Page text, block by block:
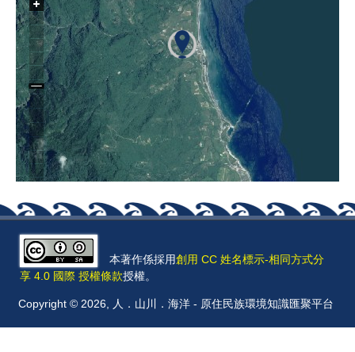
本著作係採用創用 CC 姓名標示-相同方式分
享 4.0 國際 授權條款授權。
Copyright © 2026, 人．山川．海洋 - 原住民族環境知識匯聚平台